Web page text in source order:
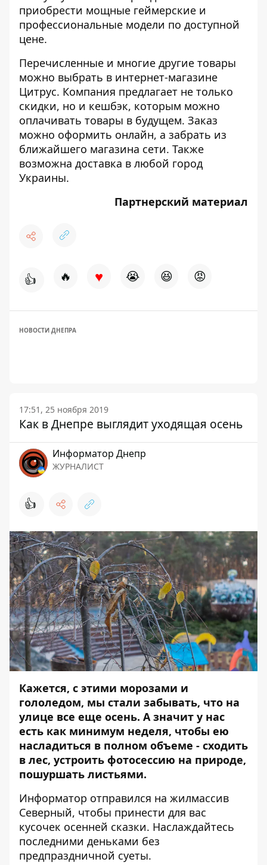
приобрести мощные геймерские и
профессиональные модели по доступной
цене.
Перечисленные и многие другие товары
можно выбрать в интернет-магазине
Цитрус. Компания предлагает не только
скидки, но и кешбэк, которым можно
оплачивать товары в будущем. Заказ
можно оформить онлайн, а забрать из
ближайшего магазина сети. Также
возможна доставка в любой город
Украины.
Партнерский материал
👍 🔥 ♥ 😭 😆 😡
НОВОСТИ ДНЕПРА
17:51, 25 ноября 2019
Как в Днепре выглядит уходящая осень
Информатор Днепр
ЖУРНАЛИСТ
👍
Кажется, с этими морозами и
гололедом, мы стали забывать, что на
улице все еще осень. А значит у нас
есть как минимум неделя, чтобы ею
насладиться в полном объеме - сходить
в лес, устроить фотосессию на природе,
пошуршать листьями.
Информатор отправился на жилмассив
Северный, чтобы принести для вас
кусочек осенней сказки. Наслаждайтесь
последними деньками без
предпраздничной суеты.